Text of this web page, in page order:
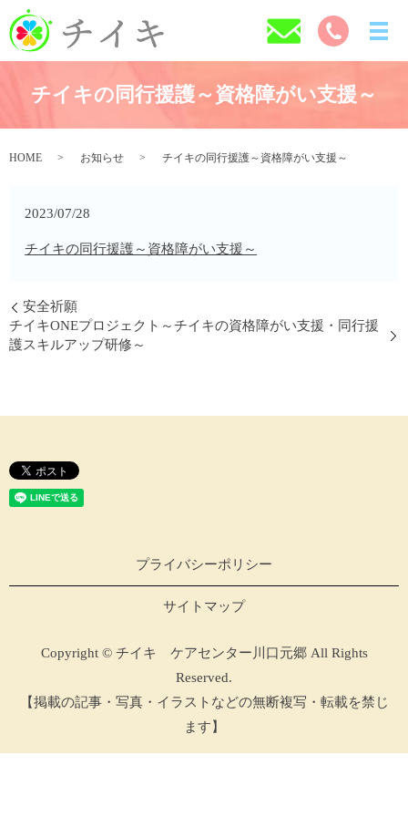
チイキの同行援護～資格障がい支援～
HOME お知らせ チイキの同行援護～資格障がい支援～
2023/07/28
チイキの同行援護～資格障がい支援～
安全祈願
チイキONEプロジェクト～チイキの資格障がい支援・同行援
護スキルアップ研修～
プライバシーポリシー
サイトマップ
Copyright © チイキ ケアセンター川口元郷 All Rights
Reserved.
【掲載の記事・写真・イラストなどの無断複写・転載を禁じ
ます】